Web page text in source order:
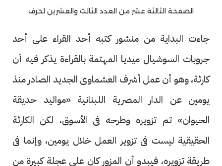
الصفحة الثالثة عشر من العدد الثالث والعشرين لحرف
جاءت البداية من منشور كتبه أحد القراء على أحد
جروبات السوشيال ميديا المهتمة بالقراءة يذكر فيه أن
كارثة، وهو أن عمل أشرف العشماوى الجديد الصادر منذ
يومين عن الدار المصرية اللبنانية «مواليد حديقة
الحيوان» تم تزويره وطرحه فى الأسوق، لكن الكارثة
الحقيقية ليست فى تزوير العمل خلال يومين، وإنما فى
طريقة تزويره، فيبدو أن المزور كان على عجلة كبيرة من